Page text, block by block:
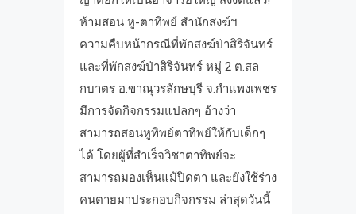
ห้ามสอน หู-ตาทิพย์ สำนักสงฆ์ฯ
ความคืบหน้ากรณีที่พักสงฆ์ป่าสิริจันทร์
และที่พักสงฆ์ป่าสิริจันทร์ หมู่ 2 ต.สล
กบาตร อ.ขาณุวรลักษบุรี จ.กำแพงเพชร
มีการจัดกิจกรรมแปลกๆ อ้างว่า
สามารถสอนหูทิพย์ตาทิพย์ให้กับเด็กๆ
ได้ โดยผู้ที่สำเร็จวิชาตาทิพย์จะ
สามารถมองเห็นแม้ปิดตา และยังใช้ร่าง
คนตายมาประกอบกิจกรรม ล่าสุดวันนี้